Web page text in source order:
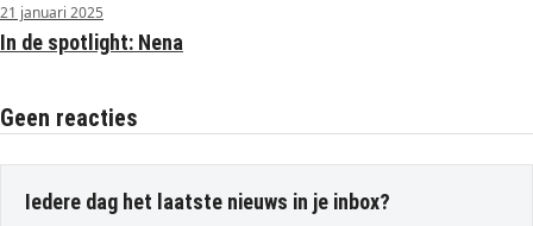
21 januari 2025
In de spotlight: Nena
Geen reacties
Iedere dag het laatste nieuws in je inbox?